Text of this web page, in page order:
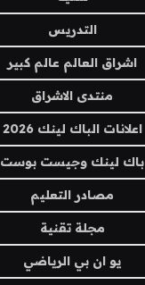
التدريس
اشراق العالم عالم كبير
منتدى الاشراق
اعلانات الباك لينك 2026
باك لينك وجيست بوست
مصادر التعليم
مجلة تقنية
يو ان بي الرياضي